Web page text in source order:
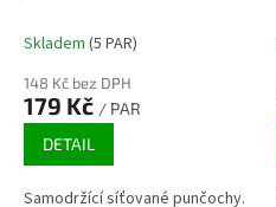
Skladem (5 PAR)
148 Kč bez DPH
179 Kč / PAR
DETAIL
Samodržící síťované punčochy.